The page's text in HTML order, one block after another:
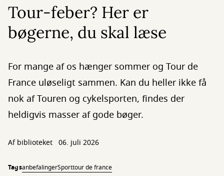
Tour-feber? Her er
bøgerne, du skal læse
For mange af os hænger sommer og Tour de
France uløseligt sammen. Kan du heller ikke få
nok af Touren og cykelsporten, findes der
heldigvis masser af gode bøger.
Af biblioteket 06. juli 2026
TagsanbefalingerSporttour de france